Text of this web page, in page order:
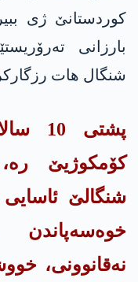
کوردستانێ ژی
بارزانی
شنگال هات
کۆمکوژیێ
شنگالێ
نەقانوونی،